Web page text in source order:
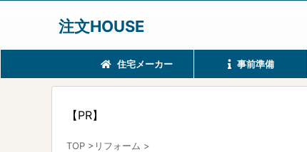
注文HOUSE
住宅メーカー 事前準備
【PR】
TOP > リフォーム >